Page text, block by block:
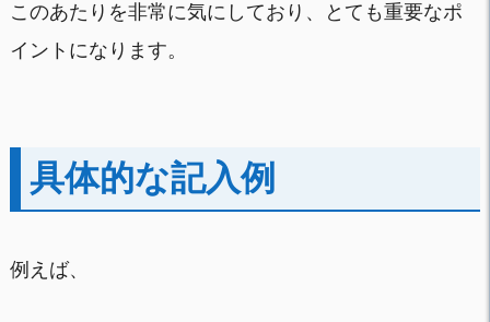
このあたりを非常に気にしており、とても重要なポ
イントになります。
具体的な記入例
例えば、